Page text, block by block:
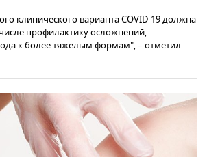
клинического варианта COVID-19 должна
профилактику осложнений,
к более тяжелым формам", – отметил